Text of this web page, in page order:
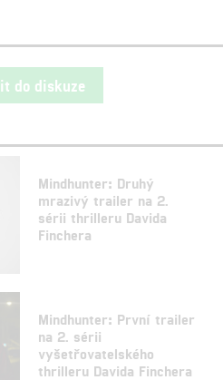
do diskuze
Mindhunter: Druhý
mrazivý trailer na 2.
sérii thrilleru Davida
Finchera
Mindhunter: První trailer
na 2. sérii
vyšetřovatelského
thrilleru Davida Finchera